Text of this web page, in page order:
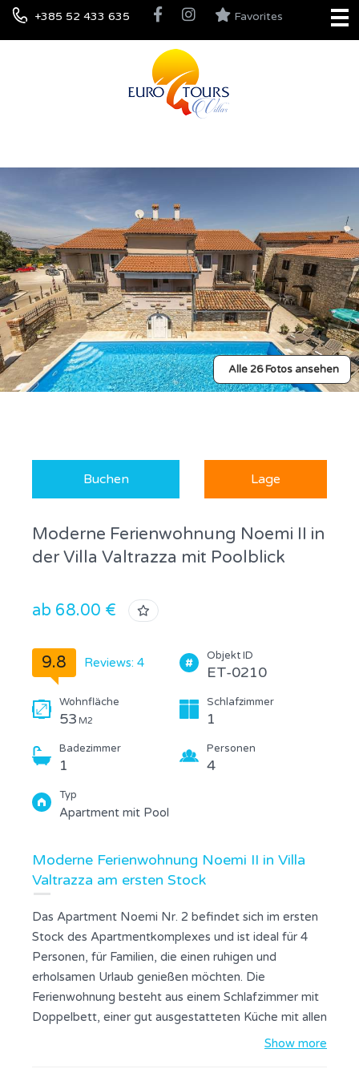
+385 52 433 635 Favorites
Alle 26 Fotos ansehen
Buchen Lage
Moderne Ferienwohnung Noemi II in
der Villa Valtrazza mit Poolblick
ab 68.00 €
9.8 Reviews: 4 Objekt ID
ET-0210
Wohnfläche
53 M2
Schlafzimmer
1
Badezimmer
1
Personen
4
Typ
Apartment mit Pool
Moderne Ferienwohnung Noemi II in Villa
Valtrazza am ersten Stock
Das Apartment Noemi Nr. 2 befindet sich im ersten
Stock des Apartmentkomplexes und ist ideal für 4
Personen, für Familien, die einen ruhigen und
erholsamen Urlaub genießen möchten. Die
Ferienwohnung besteht aus einem Schlafzimmer mit
Doppelbett, einer gut ausgestatteten Küche mit allen
notwendigen Kochgeräten und einem Esszimmer,
Show more